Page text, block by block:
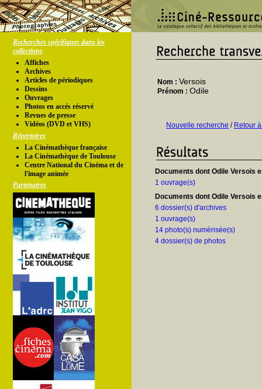
Recherches spécifiques dans les
collections
Affiches
Archives
Articles de périodiques
Dessins
Ouvrages
Photos en accés réservé
Revues de presse
Vidéos (DVD et VHS)
Répertoires
La Cinémathèque française
La Cinémathèque de Toulouse
Centre National du Cinéma et de
l'image animée
Partenaires
Nom : Versois
Prénom : Odile
Nouvelle recherche / Retour
Documents dont Odile Versois
1 ouvrage(s)
Documents dont Odile Versois
6 dossier(s) d'archives
1 ouvrage(s)
14 photo(s) numérisée(s)
4 dossier(s) de photos